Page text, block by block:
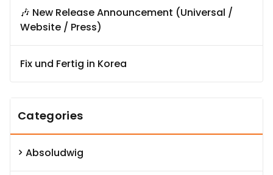
🎶 New Release Announcement (Universal /
Website / Press)
Fix und Fertig in Korea
Categories
Absoludwig